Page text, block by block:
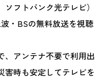
ソフトバンク光テレビ）
・BSの無料放送を視聴
、アンテナ不要で利用出
害時も安定してテレビを